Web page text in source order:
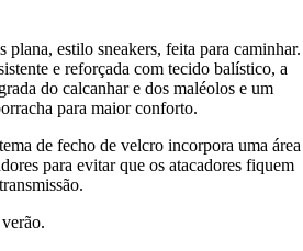
plana, estilo sneakers, feita para caminhar.
e reforçada com tecido balístico, a
do calcanhar e dos maléolos e um
para maior conforto.
de fecho de velcro incorpora uma área
para evitar que os atacadores fiquem